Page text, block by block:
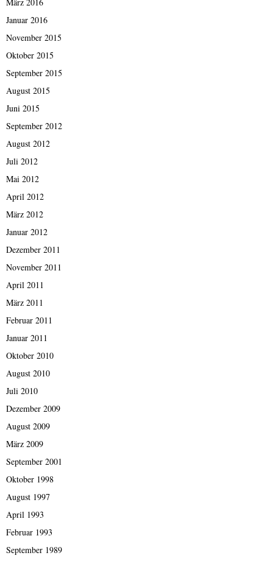
März 2016
Januar 2016
November 2015
Oktober 2015
September 2015
August 2015
Juni 2015
September 2012
August 2012
Juli 2012
Mai 2012
April 2012
März 2012
Januar 2012
Dezember 2011
November 2011
April 2011
März 2011
Februar 2011
Januar 2011
Oktober 2010
August 2010
Juli 2010
Dezember 2009
August 2009
März 2009
September 2001
Oktober 1998
August 1997
April 1993
Februar 1993
September 1989